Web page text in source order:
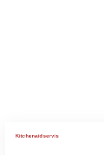
Kitchenaidservis